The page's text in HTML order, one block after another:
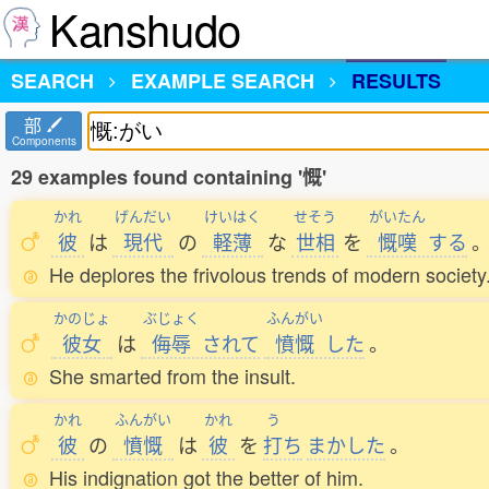
Kanshudo
SEARCH EXAMPLE SEARCH RESULTS
部
Components
29 examples found containing '慨'
かれ
彼 は
げんだい
現代 の
けいはく
軽薄 な
せそう
世相 を
がいたん
慨嘆 する
He deplores the frivolous trends of modern
かのじょ
彼女 は
ぶじょく
侮辱 されて
ふんがい
憤慨 した 。
She smarted from the insult.
かれ
彼 の
ふんがい
憤慨 は
かれ
彼 を
う
打ち まかした 。
His indignation got the better of him.